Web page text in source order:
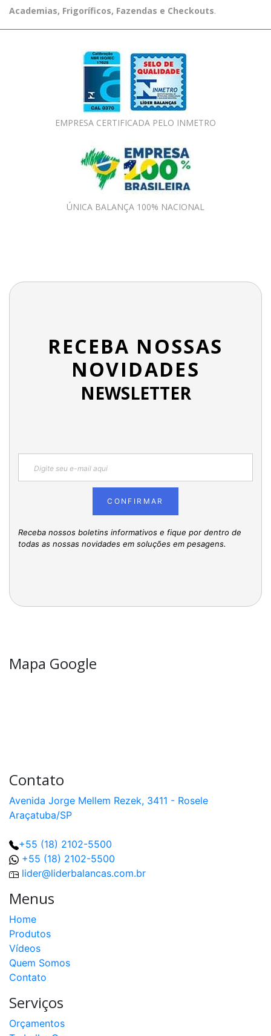
Academias, Frigoríficos, Fazendas e Checkouts.
EMPRESA CERTIFICADA PELO INMETRO
ÚNICA BALANÇA 100% NACIONAL
RECEBA NOSSAS
NOVIDADES
NEWSLETTER
CONFIRMAR
Receba nossos boletins informativos e fique por dentro de
todas as nossas novidades em soluções em pesagens.
Mapa Google
Contato
Avenida Jorge Mellem Rezek, 3411 - Rosele
Araçatuba/SP
+55 (18) 2102-5500
+55 (18) 2102-5500
lider@liderbalancas.com.br
Menus
Home
Produtos
Vídeos
Quem Somos
Contato
Serviços
Orçamentos